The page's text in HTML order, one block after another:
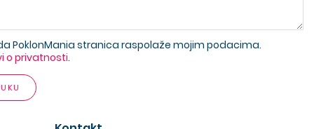
PoklonMania stranica raspolaže mojim podacima.
o privatnosti.